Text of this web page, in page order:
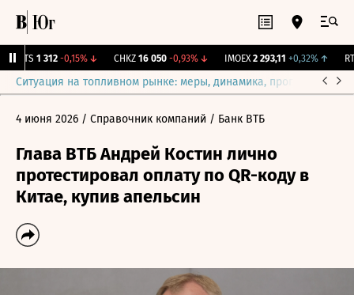
1 312 -0,15%↓ CHKZ 16 050 -0,93%↓ IMOEX 2 293,11 +0,32%↑ RTSI
Ситуация на топливном рынке: меры, динамика, прогнозы
4 июня 2026 / Справочник компаний / Банк ВТБ
Глава ВТБ Андрей Костин лично
протестировал оплату по QR-коду в
Китае, купив апельсин​​​